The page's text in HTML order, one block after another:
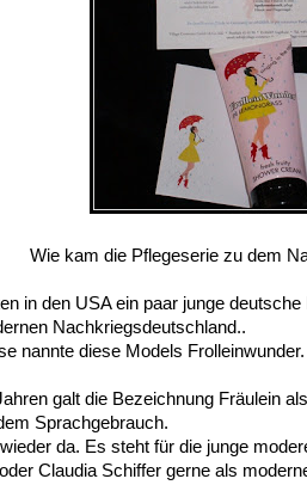
Wie kam die Pflegeserie zu dem
in den USA ein paar junge
Nachkriegsdeutschland..
nannte diese Models Frolleinwunder.
galt die Bezeichnung Fräulein
Sprachgebrauch.
da. Es steht für die junge
Claudia Schiffer gerne als